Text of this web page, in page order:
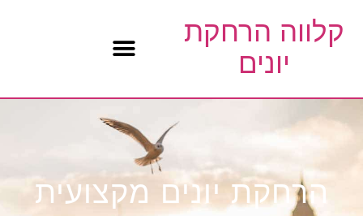
קלווה הרחקת
יונים
הרחקת יונים מקצועית